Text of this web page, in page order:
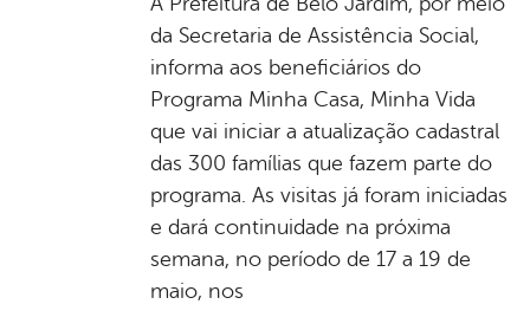
da Secretaria de Assistência Social,
informa aos beneficiários do
Programa Minha Casa, Minha Vida
que vai iniciar a atualização cadastral
das 300 famílias que fazem parte do
programa. As visitas já foram iniciadas
e dará continuidade na próxima
semana, no período de 17 a 19 de
maio, nos